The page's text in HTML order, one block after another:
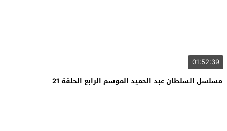
01:52:39
مسلسل السلطان عبد الحميد الموسم الرابع الحلقة 21